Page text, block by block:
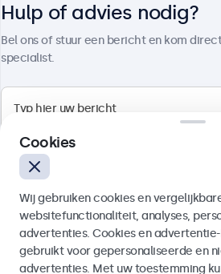
4.8/5 door 5000+
Nederlands
Hulp of advies nodig?
Bel ons of stuur een bericht en kom
specialist.
Verzenden
Cookies
Wij gebruiken cookies en
websitefunctionaliteit, analyses,
advertenties. Cookies en advertentie-
gebruikt voor gepersonaliseerde en
advertenties. Met uw toestemming